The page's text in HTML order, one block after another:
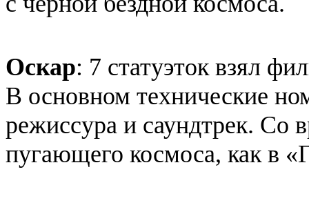
Оскар: 7 статуэток взял
В основном технические
режиссура и саундтрек. Со
пугающего космоса, как в